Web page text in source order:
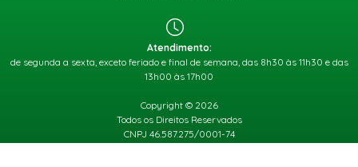
Atendimento:
de segunda a sexta, exceto feriado e final de semana, das 8h30 às 11h30 e das
13h00 às 17h00
Copyright © 2026
Todos os Direitos Reservados
CNPJ 46.587.275/0001-74